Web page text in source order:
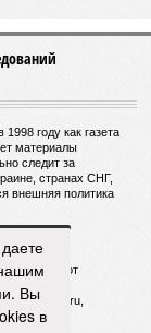
году как газета
материалы
следит за
странах СНГ,
внешняя политика
Р. Г.
- 72681 от
Вы
в